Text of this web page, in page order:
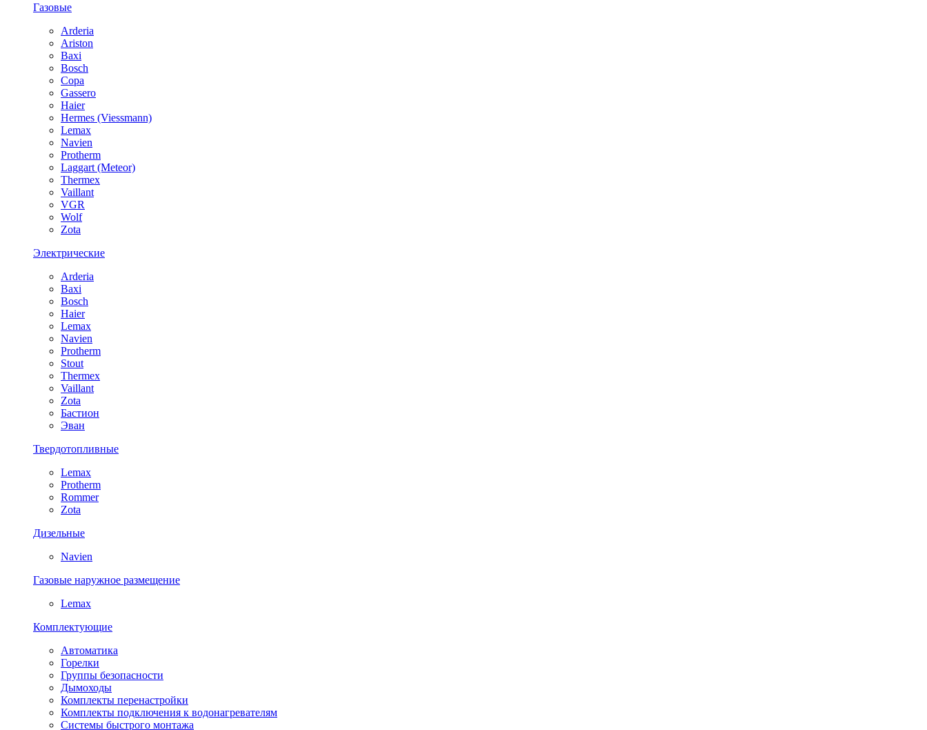
Газовые
Arderia
Ariston
Baxi
Bosch
Copa
Gassero
Haier
Hermes (Viessmann)
Lemax
Navien
Protherm
Laggart (Meteor)
Thermex
Vaillant
VGR
Wolf
Zota
Электрические
Arderia
Baxi
Bosch
Haier
Lemax
Navien
Protherm
Stout
Thermex
Vaillant
Zota
Бастион
Эван
Твердотопливные
Lemax
Protherm
Rommer
Zota
Дизельные
Navien
Газовые наружное размещение
Lemax
Комплектующие
Автоматика
Горелки
Группы безопасности
Дымоходы
Комплекты перенастройки
Комплекты подключения к водонагревателям
Системы быстрого монтажа